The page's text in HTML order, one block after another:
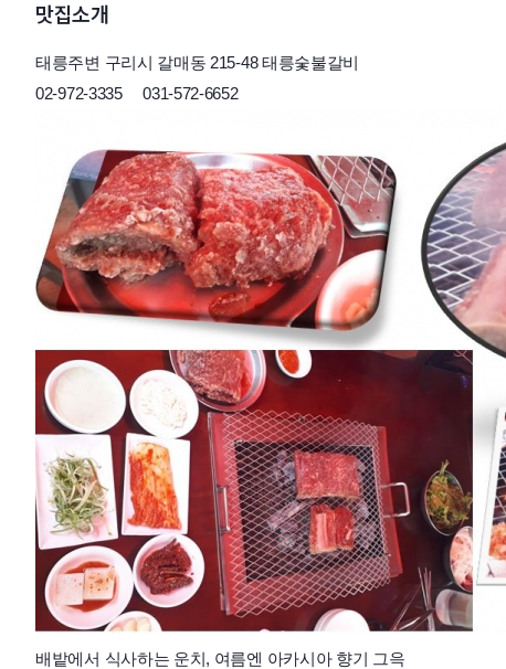
맛집소개
태릉주변 구리시 갈매동 215-48 태릉숯불갈비
02-972-3335 031-572-6652
배밭에서 식사하는 운치, 여름엔 아카시아 향기 그윽